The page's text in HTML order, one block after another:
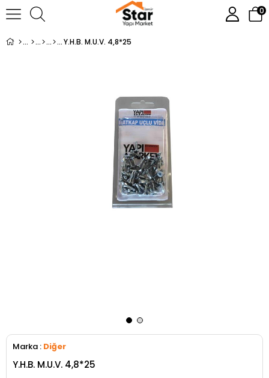
0
Y.H.B. M.U.V. 4,8*25
Marka : Diğer
Y.H.B. M.U.V. 4,8*25